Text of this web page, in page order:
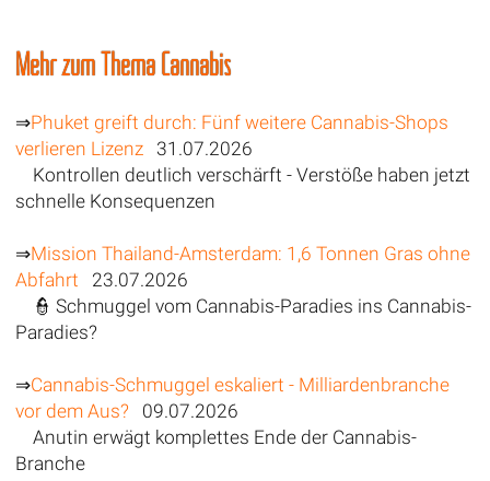
Mehr zum Thema Cannabis
⇒Phuket greift durch: Fünf weitere Cannabis-Shops
verlieren Lizenz31.07.2026
Kontrollen deutlich verschärft - Verstöße haben jetzt
schnelle Konsequenzen
⇒Mission Thailand-Amsterdam: 1,6 Tonnen Gras ohne
Abfahrt 23.07.2026
👮 Schmuggel vom Cannabis-Paradies ins Cannabis-
Paradies?
⇒Cannabis-Schmuggel eskaliert - Milliardenbranche
vor dem Aus? 09.07.2026
Anutin erwägt komplettes Ende der Cannabis-
Branche